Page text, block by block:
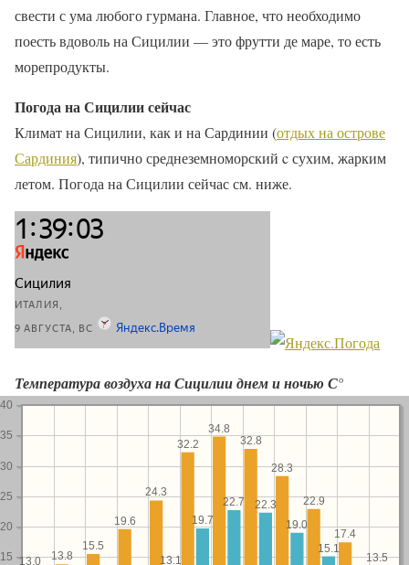
свести с ума любого гурмана. Главное, что необходимо
поесть вдоволь на Сицилии — это фрутти де маре, то есть
морепродукты.
Погода на Сицилии сейчас
Климат на Сицилии, как и на Сардинии (отдых на острове
Сардиния), типично среднеземноморский c сухим, жарким
летом. Погода на Сицилии сейчас см. ниже.
Температура воздуха на Сицилии днем и ночью С°